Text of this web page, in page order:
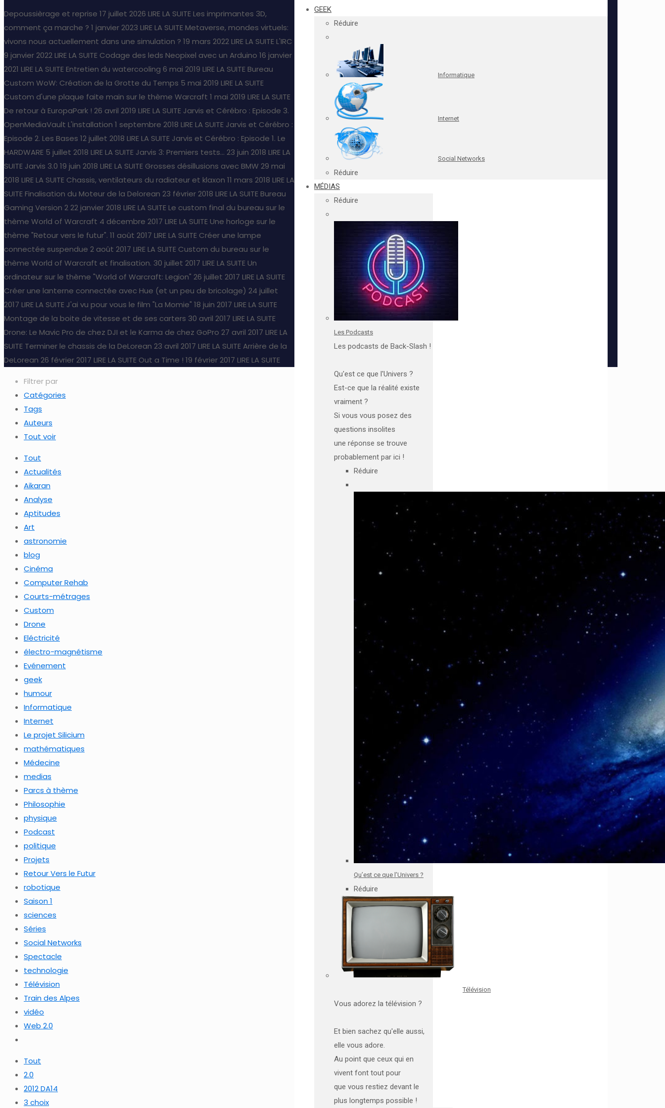
GEEK
Réduire
Informatique
Internet
Social Networks
Réduire
MÉDIAS
Réduire
Les Podcasts
Les podcasts de Back-Slash !
Qu'est ce que l'Univers ?
Est-ce que la réalité existe
vraiment ?
Si vous vous posez des
questions insolites
une réponse se trouve
probablement par ici !
Réduire
Qu’est ce que l’Univers ?
Réduire
Télévision
Vous adorez la télévision ?
Et bien sachez qu'elle aussi,
elle vous adore.
Au point que ceux qui en
vivent font tout pour
que vous restiez devant le
plus longtemps possible !
Depoussièrage et reprise 17 juillet 2026 LIRE LA SUITE Les imprimantes 3D,
comment ça marche ? 1 janvier 2023 LIRE LA SUITE Metaverse, mondes virtuels:
vivons nous actuellement dans une simulation ? 19 mars 2022 LIRE LA SUITE L'IRC
9 janvier 2022 LIRE LA SUITE Codage des leds Neopixel avec un Arduino 16 janvier
2021 LIRE LA SUITE Entretien du watercooling 6 mai 2019 LIRE LA SUITE Bureau
Custom WoW: Création de la Grotte du Temps 5 mai 2019 LIRE LA SUITE
Custom d'une plaque faite main sur le thème Warcraft 1 mai 2019 LIRE LA SUITE
De retour à EuropaPark ! 26 avril 2019 LIRE LA SUITE Jarvis et Cérébro : Episode 3.
OpenMediaVault L'installation 1 septembre 2018 LIRE LA SUITE Jarvis et Cérébro :
Episode 2. Les Bases 12 juillet 2018 LIRE LA SUITE Jarvis et Cérébro : Episode 1. Le
HARDWARE 5 juillet 2018 LIRE LA SUITE Jarvis 3: Premiers tests... 23 juin 2018 LIRE LA
SUITE Jarvis 3.0 19 juin 2018 LIRE LA SUITE Grosses désillusions avec BMW 29 mai
2018 LIRE LA SUITE Chassis, ventilateurs du radiateur et klaxon 11 mars 2018 LIRE LA
SUITE Finalisation du Moteur de la Delorean 23 février 2018 LIRE LA SUITE Bureau
Gaming Version 2 22 janvier 2018 LIRE LA SUITE Le custom final du bureau sur le
thème World of Warcraft 4 décembre 2017 LIRE LA SUITE Une horloge sur le
thème "Retour vers le futur". 11 août 2017 LIRE LA SUITE Créer une lampe
connectée suspendue 2 août 2017 LIRE LA SUITE Custom du bureau sur le
thème World of Warcraft et finalisation. 30 juillet 2017 LIRE LA SUITE Un
ordinateur sur le thème "World of Warcraft: Legion" 26 juillet 2017 LIRE LA SUITE
Créer une lanterne connectée avec Hue (et un peu de bricolage) 24 juillet
2017 LIRE LA SUITE J'ai vu pour vous le film "La Momie" 18 juin 2017 LIRE LA SUITE
Montage de la boite de vitesse et de ses carters 30 avril 2017 LIRE LA SUITE
Drone: Le Mavic Pro de chez DJI et le Karma de chez GoPro 27 avril 2017 LIRE LA
SUITE Terminer le chassis de la DeLorean 23 avril 2017 LIRE LA SUITEArrière de la
DeLorean 26 février 2017 LIRE LA SUITE Out a Time ! 19 février 2017 LIRE LA SUITE
Filtrer par
Catégories
Tags
Auteurs
Tout voir
Tout
Actualités
Aikaran
Analyse
Aptitudes
Art
astronomie
blog
Cinéma
Computer Rehab
Courts-métrages
Custom
Drone
Eléctricité
électro-magnétisme
Evénement
geek
humour
Informatique
Internet
Le projet Silicium
mathématiques
Médecine
medias
Parcs à thème
Philosophie
physique
Podcast
politique
Projets
Retour Vers le Futur
robotique
Saison 1
sciences
Séries
Social Networks
Spectacle
technologie
Télévision
Train des Alpes
vidéo
Web 2.0
Tout
2.0
2012 DA14
3 choix